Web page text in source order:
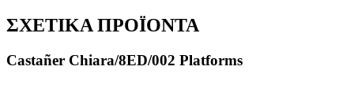
ΣΧΕΤΙΚΑ ΠΡΟΪΟΝΤΑ
Castañer Chiara/8ED/002 Platforms